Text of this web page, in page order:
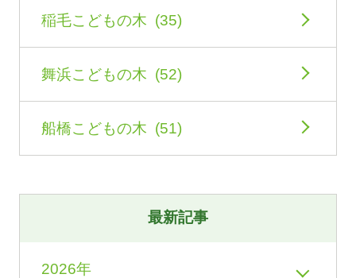
稲毛こどもの木 (35)
舞浜こどもの木 (52)
船橋こどもの木 (51)
最新記事
2026年